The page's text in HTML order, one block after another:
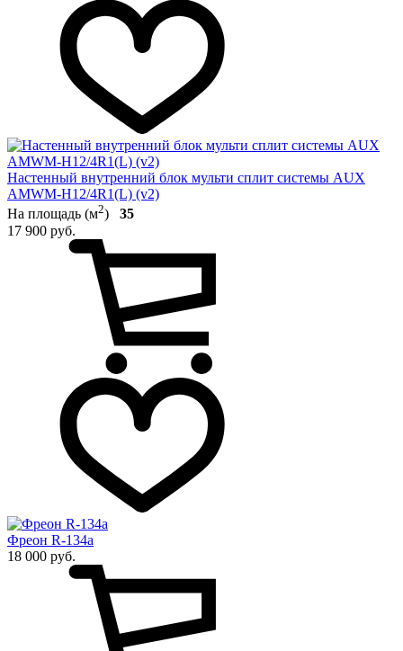
Настенный внутренний блок мульти сплит системы AUX
AMWM-H12/4R1(L) (v2)
На площадь (м2) 35
17 900 руб.
Фреон R-134a
18 000 руб.